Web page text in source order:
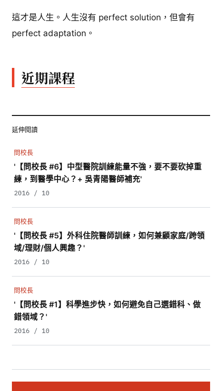
這才是人生。人生沒有 perfect solution，但會有
perfect adaptation。
近期課程
延伸閱讀
問校長
'【問校長 #6】中型醫院訓練能量不強，要不要砍掉重
練，到醫學中心？+ 吳青陽醫師補充'
2016 / 10
問校長
'【問校長 #5】外科住院醫師訓練，如何兼顧家庭/跨領
域/理財/個人興趣？'
2016 / 10
問校長
'【問校長 #1】科學進步快，如何避免自己選錯科、做
錯領域？'
2016 / 10